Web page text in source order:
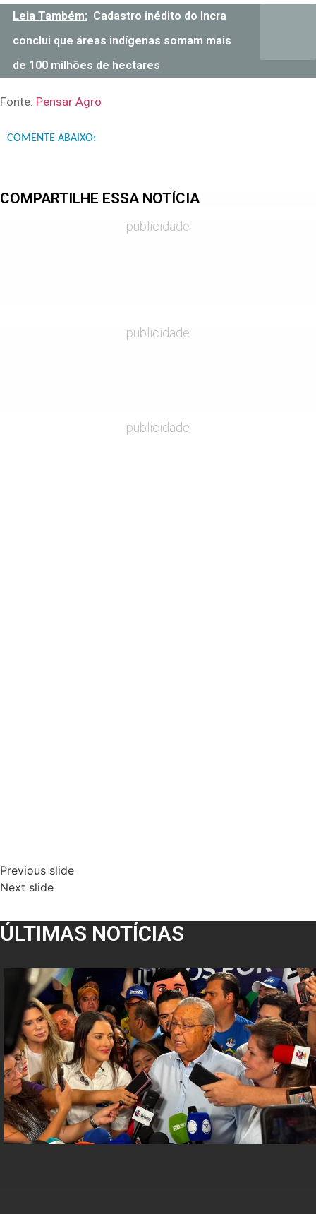
Leia Também: Cadastro inédito do Incra
conclui que áreas indígenas somam mais
de 100 milhões de hectares
Fonte: Pensar Agro
COMENTE ABAIXO:
COMPARTILHE ESSA NOTÍCIA
publicidade
publicidade
publicidade
Previous slide
Next slide
ÚLTIMAS NOTÍCIAS